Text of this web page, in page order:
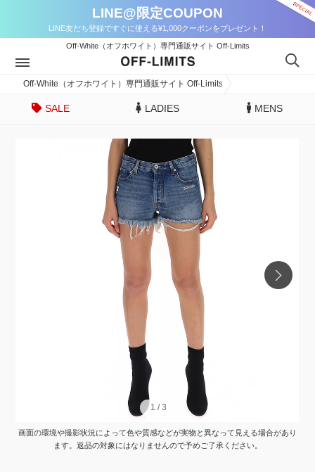
LINE@限定COUPON
LINE友だち登録ですぐに使える¥1,000クーポンをプレゼント！
Off-White（オフホワイト）専門通販サイト Off-Limits
Off-White（オフホワイト）専門通販サイト Off-Limits
SALE LADIES MENS
1 / 3
1 / 3
画面の環境や撮影状況によって色や質感などが実物と異なって見える場合があり
ます。返品の対象にはなりませんので予めご了承ください。